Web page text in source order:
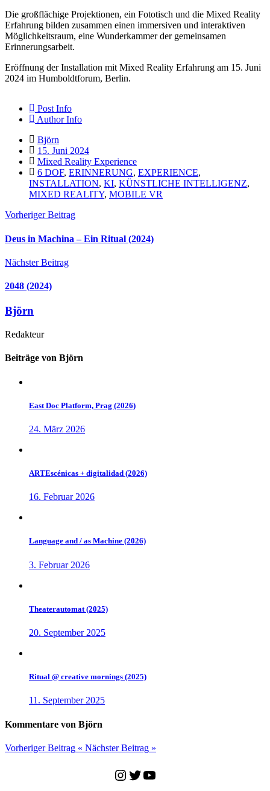
Die großflächige Projektionen, ein Fototisch und die Mixed Reality
Erfahrung bilden zusammen einen immersiven und interaktiven
Möglichkeitsraum, eine Wunderkammer der gemeinsamen
Erinnerungsarbeit.
Eröffnung der Installation mit Mixed Reality Erfahrung am 15. Juni
2024 im Humboldtforum, Berlin.
Post Info
Author Info
Björn
15. Juni 2024
Mixed Reality Experience
6 DOF, ERINNERUNG, EXPERIENCE,
INSTALLATION, KI, KÜNSTLICHE INTELLIGENZ,
MIXED REALITY, MOBILE VR
Vorheriger Beitrag
Deus in Machina – Ein Ritual (2024)
Nächster Beitrag
2048 (2024)
Björn
Redakteur
Beiträge von Björn
East Doc Platform, Prag (2026)
24. März 2026
ARTEscénicas + digitalidad (2026)
16. Februar 2026
Language and / as Machine (2026)
3. Februar 2026
Theaterautomat (2025)
20. September 2025
Ritual @ creative mornings (2025)
11. September 2025
Kommentare von Björn
Vorheriger Beitrag « Nächster Beitrag »
Instagram
Twitter
YouTube